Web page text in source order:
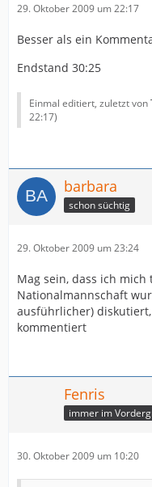
29. Oktober 2009 um 22:17
Besser als ein
Endstand 30:25
Einmal editiert, zuletzt von
22:17)
barbara
schon süchtig
29. Oktober 2009 um 23:24
Mag sein, dass ich
Nationalmannschaft
ausführlicher)
kommentiert
Fenris
immer im
30. Oktober 2009 um 10:20